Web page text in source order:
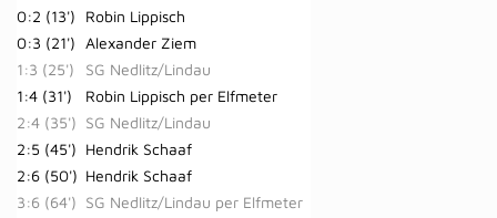
0:2 (13')
Robin Lippisch
0:3 (21') Alexander Ziem
1:3 (25')
SG Nedlitz/Lindau
1:4 (31')
Robin Lippisch per Elfmeter
2:4 (35') SG Nedlitz/Lindau
2:5 (45') Hendrik Schaaf
2:6 (50') Hendrik Schaaf
3:6 (64') SG Nedlitz/Lindau per Elfmeter